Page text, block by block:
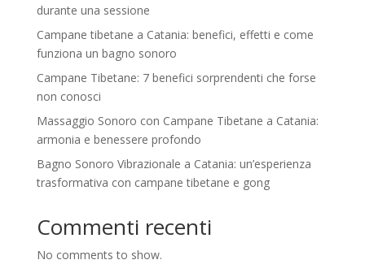
durante una sessione
Campane tibetane a Catania: benefici, effetti e come
funziona un bagno sonoro
Campane Tibetane: 7 benefici sorprendenti che forse
non conosci
Massaggio Sonoro con Campane Tibetane a Catania:
armonia e benessere profondo
Bagno Sonoro Vibrazionale a Catania: un’esperienza
trasformativa con campane tibetane e gong
Commenti recenti
No comments to show.